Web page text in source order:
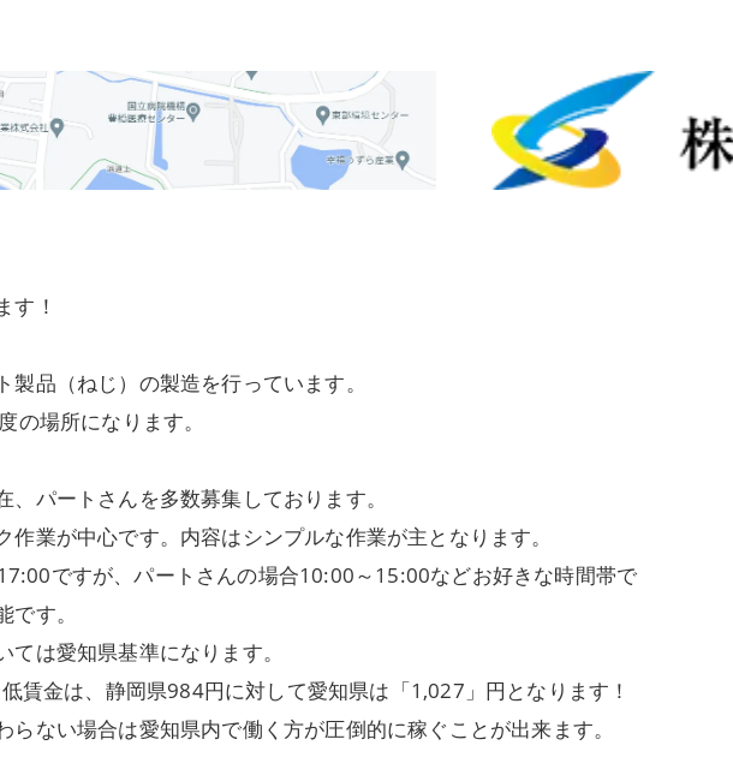
す！
品（ねじ）の製造を行っています。
の場所になります。
パートさんを多数募集しております。
作業が中心です。内容はシンプルな作業が主となります。
ですが、パートさんの場合10:00～15:00などお好きな時間帯で
す。
ては愛知県基準になります。
賃金は、静岡県984円に対して愛知県は「1,027」円となります！
らない場合は愛知県内で働く方が圧倒的に稼ぐことが出来ます。